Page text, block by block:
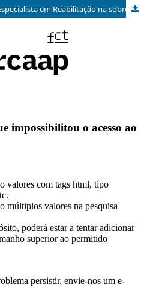
Intervenção do Enfermeiro Especialista em Reabilitação na sobrecarga do familiar cuidador: Scoping Review